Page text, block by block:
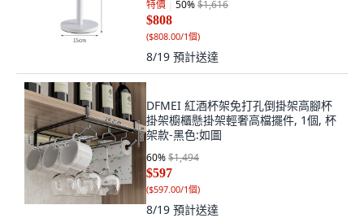
特價 50%$1,616
$808
($808.00/1個)
8/19 預計送達
DFMEI 紅酒杯架免打孔倒掛架高腳杯
掛架櫥櫃懸掛架輕奢高檔擺件, 1個, 杯
架款-黑色:如圖
60%$1,494
$597
($597.00/1個)
8/19 預計送達